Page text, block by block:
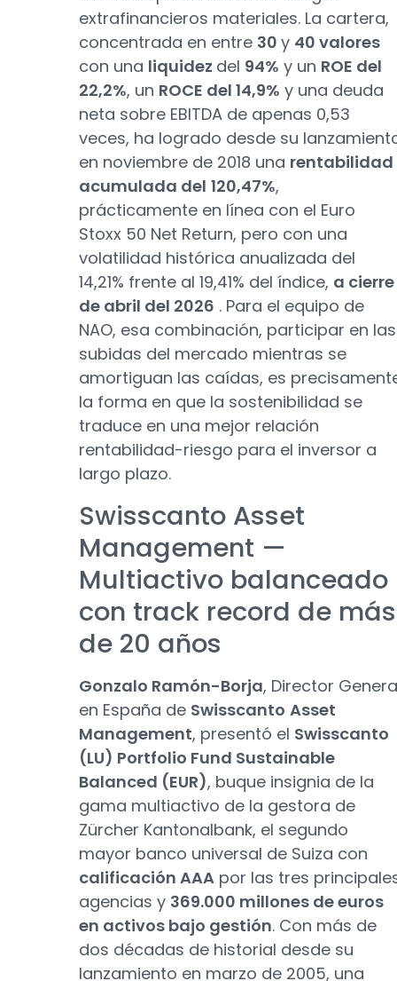
extrafinancieros materiales. La cartera,
concentrada en entre 30 y 40 valores
con una liquidez del 94% y un ROE del
22,2%, un ROCE del 14,9% y una deuda
neta sobre EBITDA de apenas 0,53
veces, ha logrado desde su
en noviembre de 2018 una rentabilidad
acumulada del 120,47%,
prácticamente en línea con el Euro
Stoxx 50 Net Return, pero con una
volatilidad histórica anualizada del
14,21% frente al 19,41% del índice, a cierre
de abril del 2026 . Para el equipo de
NAO, esa combinación, participar en las
subidas del mercado mientras se
amortiguan las caídas, es
la forma en que la sostenibilidad se
traduce en una mejor relación
rentabilidad-riesgo para el inversor a
largo plazo.
Swisscanto Asset
Management —
Multiactivo balanceado
con track record de más
de 20 años
Gonzalo Ramón-Borja, Director
en España de Swisscanto Asset
Management, presentó el Swisscanto
(LU) Portfolio Fund Sustainable
Balanced (EUR), buque insignia de la
gama multiactivo de la gestora de
Zürcher Kantonalbank, el segundo
mayor banco universal de Suiza con
calificación AAA por las tres
agencias y 369.000 millones de euros
en activos bajo gestión. Con más de
dos décadas de historial desde su
lanzamiento en marzo de 2005, una